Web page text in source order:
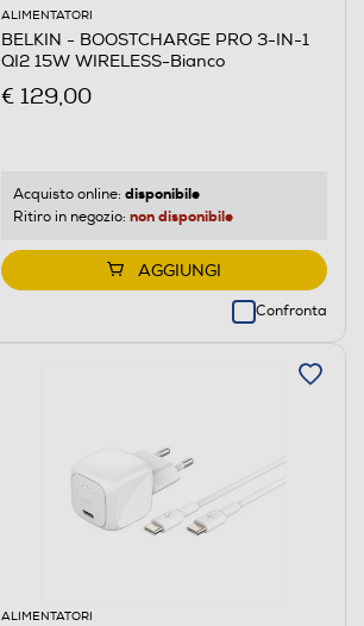
ALIMENTATORI
BELKIN - BOOSTCHARGE PRO 3-IN-1
QI2 15W WIRELESS-Bianco
€ 129,00
Acquisto online: disponibile
Ritiro in negozio: non disponibile
AGGIUNGI
Confronta
ALIMENTATORI